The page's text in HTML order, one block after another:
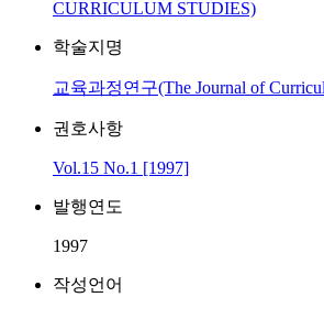
CURRICULUM STUDIES)
학술지명
교육과정연구(The Journal of
권호사항
Vol.15 No.1 [1997]
발행연도
1997
작성언어